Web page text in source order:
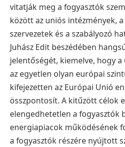
vitatják meg a fogyasztók
között az uniós intézmények,
szervezetek és a szabályozó
Juhász Edit beszédében
jelentőségét, kiemelve, hogy a
az egyetlen olyan európai
kifejezetten az Európai Unió
összpontosít. A kitűzött célok
elengedhetetlen a fogyasztók
energiapiacok működésének
a fogyasztók részére nyújtott